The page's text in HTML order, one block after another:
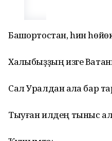
Башҡортостан, hин
Халҡыбыҙҙың изге
Сал Уралдан ҡалҡа бар
Тыуған илдең тыныс